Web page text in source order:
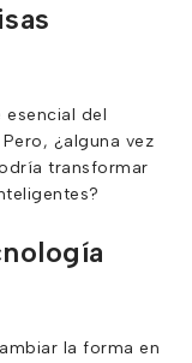
esencial del
¿alguna vez
transformar
la forma en